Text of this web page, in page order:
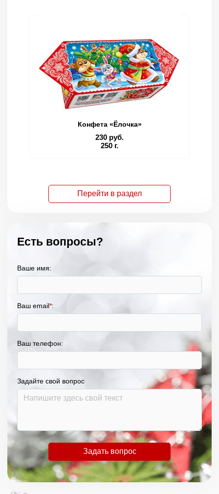
Конфета «Ёлочка»
230 руб.
250 г.
Перейти в раздел
Есть вопросы?
Ваше имя:
Ваш email*:
Ваш телефон:
Задайте свой вопрос
Задать вопрос